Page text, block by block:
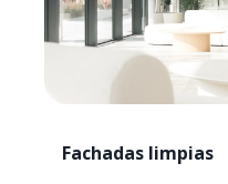
Fachadas limpias